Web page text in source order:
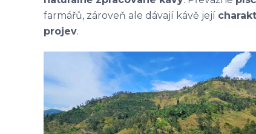
farmářů, zároveň ale dávají kávě její
projev.